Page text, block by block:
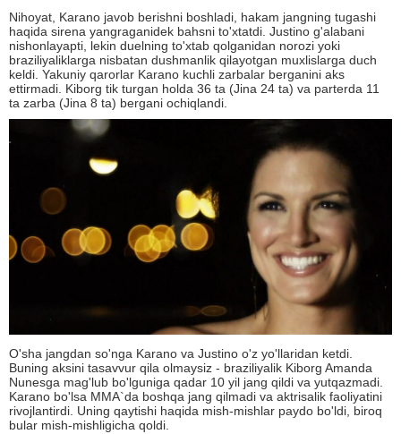
Nihoyat, Karano javob berishni boshladi, hakam jangning tugashi
haqida sirena yangraganidek bahsni to'xtatdi. Justino g'alabani
nishonlayapti, lekin duelning to'xtab qolganidan norozi yoki
braziliyaliklarga nisbatan dushmanlik qilayotgan muxlislarga duch
keldi. Yakuniy qarorlar Karano kuchli zarbalar berganini aks
ettirmadi. Kiborg tik turgan holda 36 ta (Jina 24 ta) va parterda 11
ta zarba (Jina 8 ta) bergani ochiqlandi.
O'sha jangdan so'nga Karano va Justino o'z yo'llaridan ketdi.
Buning aksini tasavvur qila olmaysiz - braziliyalik Kiborg Amanda
Nunesga mag'lub bo'lguniga qadar 10 yil jang qildi va yutqazmadi.
Karano bo'lsa MMA`da boshqa jang qilmadi va aktrisalik faoliyatini
rivojlantirdi. Uning qaytishi haqida mish-mishlar paydo bo'ldi, biroq
bular mish-mishligicha qoldi.